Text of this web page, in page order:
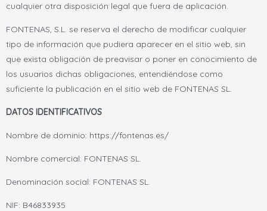
cualquier otra disposición legal que fuera de aplicación.
FONTENAS, S.L. se reserva el derecho de modificar cualquier
tipo de información que pudiera aparecer en el sitio web, sin
que exista obligación de preavisar o poner en conocimiento de
los usuarios dichas obligaciones, entendiéndose como
suficiente la publicación en el sitio web de FONTENAS SL.
DATOS IDENTIFICATIVOS
Nombre de dominio: https://fontenas.es/
Nombre comercial: FONTENAS SL.
Denominación social: FONTENAS SL.
NIF: B46833935